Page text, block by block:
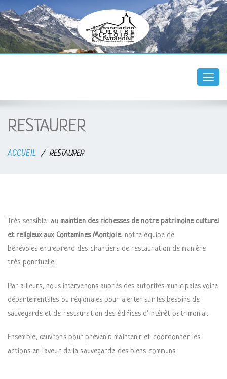
RESTAURER
ACCUEIL RESTAURER
Très sensible au maintien des richesses de notre patrimoine culturel
et religieux aux Contamines Montjoie, notre équipe de
bénévoles entreprend des chantiers de restauration de manière
très ponctuelle.
Par ailleurs, nous intervenons auprès des autorités municipales voire
départementales ou régionales pour alerter sur les besoins de
sauvegarde et de restauration des édifices d’intérêt patrimonial.
Ensemble, œuvrons pour prévenir, maintenir et coordonner les
actions en faveur de la sauvegarde des biens communs.